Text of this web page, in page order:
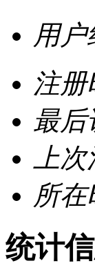
用户
注册
最后
上
所在
统计